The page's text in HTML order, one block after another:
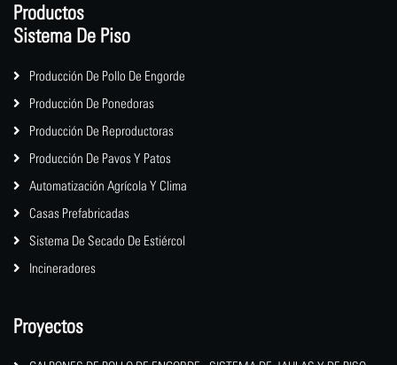
Productos
Sistema De Piso
Producción De Pollo De Engorde
Producción De Ponedoras
Producción De Reproductoras
Producción De Pavos Y Patos
Automatización Agrícola Y Clima
Casas Prefabricadas
Sistema De Secado De Estiércol
Incineradores
Proyectos